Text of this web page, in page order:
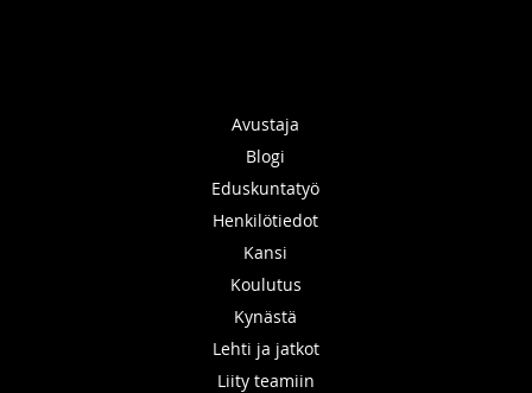
Avustaja
Blogi
Eduskuntatyö
Henkilötiedot
Kansi
Koulutus
Kynästä
Lehti ja jatkot
Liity teamiin